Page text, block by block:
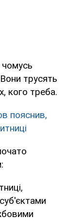
чомусь
трусять
кого треба.
пояснив,